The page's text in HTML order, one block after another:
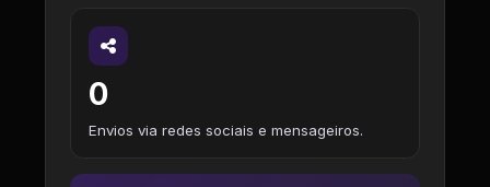
0
Envios via redes sociais e mensageiros.